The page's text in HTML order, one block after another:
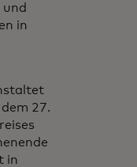
und
in
27.
in